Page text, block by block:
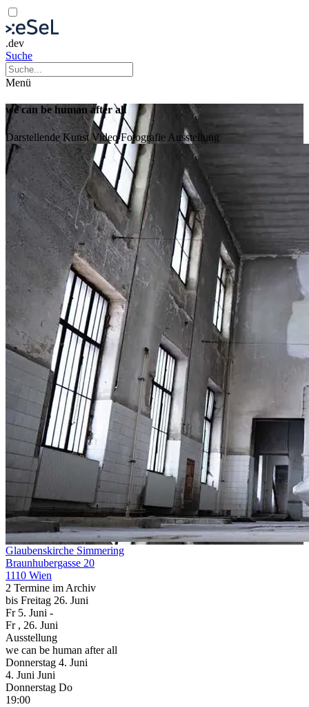
.dev
Suche
Menü
we can be human after all
Darstellende KunstVideoFotografie Ausstellung
Glaubenskirche Simmering
Braunhubergasse 20
1110 Wien
2 Termine im Archiv
bis Freitag 26. Juni
Fr 5. Juni -
Fr , 26. Juni
Ausstellung
we can be human after all
Donnerstag 4. Juni
4. Juni Juni
Donnerstag Do
19:00